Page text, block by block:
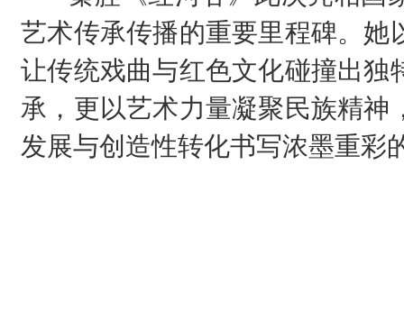
艺术传承传播的重要里程碑。她
让传统戏曲与红色文化碰撞出独
承，更以艺术力量凝聚民族精
发展与创造性转化书写浓墨重彩